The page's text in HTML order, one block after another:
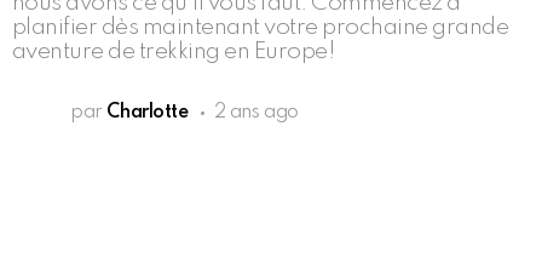
planifier dès maintenant votre prochaine grande
aventure de trekking en Europe!
par Charlotte 2 ans ago